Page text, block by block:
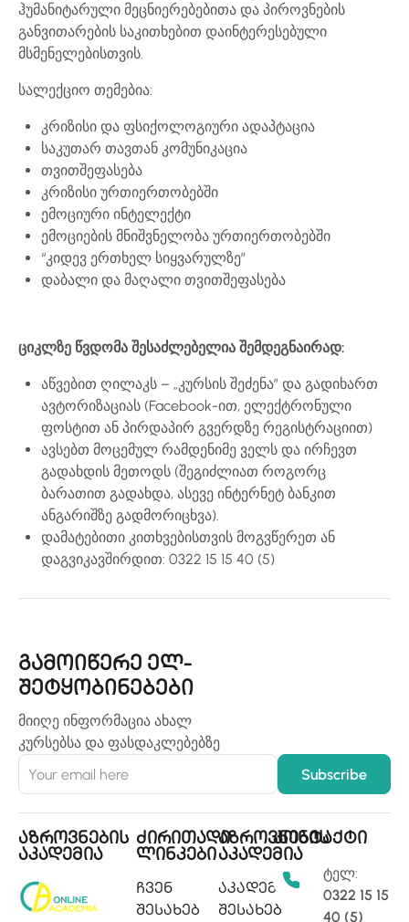
ჰუმანიტარული მეცნიერებებითა და პიროვნების
განვითარების საკითხებით დაინტერესებული
მსმენელებისთვის.
სალექციო თემებია:
კრიზისი და ფსიქოლოგიური ადაპტაცია
საკუთარ თავთან კომუნიკაცია
თვითშეფასება
კრიზისი ურთიერთობებში
ემოციური ინტელექტი
ემოციების მნიშვნელობა ურთიერთობებში
“კიდევ ერთხელ სიყვარულზე”
დაბალი და მაღალი თვითშეფასება
ციკლზე წვდომა შესაძლებელია შემდეგნაირად:
აწვებით ღილაკს – „კურსის შეძენა” და გადიხართ
ავტორიზაციას (Facebook-ით, ელექტრონული
ფოსტით ან პირდაპირ გვერდზე რეგისტრაციით)
ავსებთ მოცემულ რამდენიმე ველს და ირჩევთ
გადახდის მეთოდს (შეგიძლიათ როგორც
ბარათით გადახდა, ასევე ინტერნეტ ბანკით
ანგარიშზე გადმორიცხვა).
დამატებითი კითხვებისთვის მოგვწერეთ ან
დაგვიკავშირდით: 0322 15 15 40 (5)
გამოიწერე ელ-
შეტყობინებები
მიიღე ინფორმაცია ახალ
კურსებსა და ფასდაკლებებზე
აზროვნების
აკადემია
ძირითადი
ლინკები
ჩვენ
შესახებ
აზროვნების
აკადემია
აკადემიის
შესახებ
კონტაქტი
ტელ:
0322 15 15
40 (5)